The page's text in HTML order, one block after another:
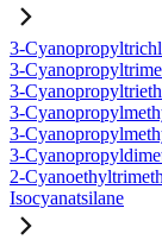
3-
3-
3-
3-
3-
3-
2-
Isocyanatsilane